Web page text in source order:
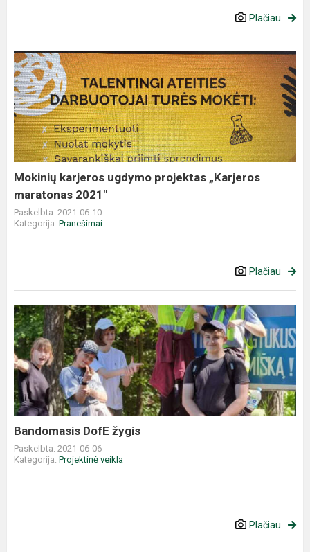
Plačiau
Mokinių karjeros ugdymo projektas „Karjeros
maratonas 2021″
Paskelbta: 2021-06-10
Kategorija: Pranešimai
Plačiau
Bandomasis DofE žygis
Paskelbta: 2021-06-06
Kategorija: Projektinė veikla
Plačiau